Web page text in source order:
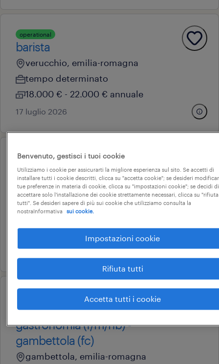
operational
barista
verucchio, emilia-romagna
tempo determinato
18.000 € - 22.000 € annuale
17 luglio 2026
operational
addetto vendita gdo (m/f/nb) -
san mauro pascoli (fc)
san mauro pascoli, emilia-romagna
22.000 € - 28.000 € annuale
28 luglio 2026
addetto al reparto salumeria e
gastronomia (f/m/nb) -
gambettola (fc)
gambettola, emilia-romagna
Benvenuto, gestisci i tuoi cookie
Utilizziamo i cookie per assicurarti la migliore esperienza sul sito. Se accetti di
installare tutti i cookie descritti, clicca su "accetta cookie"; se desideri
tue preferenze in materia di cookie, clicca su "impostazioni cookie"; se decidi di
accettare solo l'installazione dei cookie strettamente necessari, clicca su "rifiuta
tutti". Se desideri sapere di più sui cookie che utilizziamo consulta la
nostraInformativa
sui cookie.
Impostazioni cookie
Rifiuta tutti
Accetta tutti i cookie